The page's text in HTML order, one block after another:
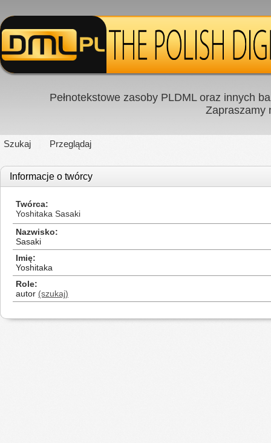
Pełnotekstowe zasoby PLDML oraz innych
Zapraszamy
Szukaj Przeglądaj
Informacje o twórcy
Twórca
Yoshitaka Sasaki
Nazwisko
Sasaki
Imię
Yoshitaka
Role
autor (szukaj)